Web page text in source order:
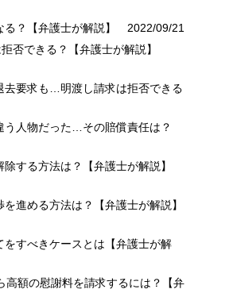
？【弁護士が解説】
2022/09/21
否できる？【弁護士が解説】
去要求も…明渡し請求は拒否できる
う人物だった…その賠償責任は？
する方法は？【弁護士が解説】
進める方法は？【弁護士が解説】
すべきケースとは【弁護士が解
高額の慰謝料を請求するには？【弁